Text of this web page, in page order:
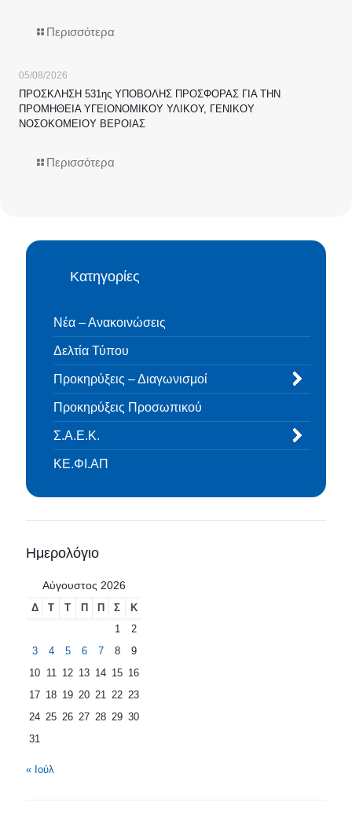
Περισσότερα
05/08/2026
ΠΡΟΣΚΛΗΣΗ 531ης ΥΠΟΒΟΛΗΣ ΠΡΟΣΦΟΡΑΣ ΓΙΑ ΤΗΝ
ΠΡΟΜΗΘΕΙΑ ΥΓΕΙΟΝΟΜΙΚΟΥ ΥΛΙΚΟΥ, ΓΕΝΙΚΟΥ
ΝΟΣΟΚΟΜΕΙΟΥ ΒΕΡΟΙΑΣ
Περισσότερα
Κατηγορίες
Νέα – Ανακοινώσεις
Δελτία Τύπου
Προκηρύξεις – Διαγωνισμοί
Προκηρύξεις Προσωπικού
Σ.Α.Ε.Κ.
ΚΕ.ΦΙ.ΑΠ
Ημερολόγιο
Αύγουστος 2026
Δ Τ Τ Π Π Σ
Κ
1
2
3
4 5 6 7 8
9
10 11 12 13 14 15 16
17 18 19 20 21 22 23
24 25 26 27 28 29 30
31
« Ιούλ